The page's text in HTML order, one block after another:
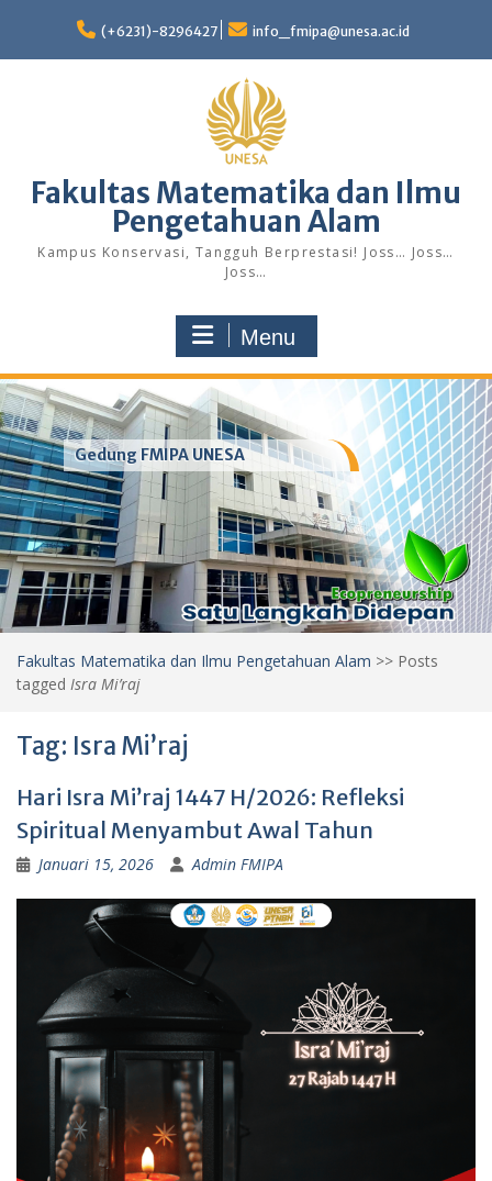
content
(+6231)-8296427 info_fmipa@unesa.ac.id
Fakultas Matematika dan Ilmu
Pengetahuan Alam
Kampus Konservasi, Tangguh Berprestasi! Joss… Joss…
Joss…
Menu
Gedung FMIPA UNESA
Fakultas Matematika dan Ilmu Pengetahuan Alam >> Posts
tagged Isra Mi’raj
Tag: Isra Mi’raj
Hari Isra Mi’raj 1447 H/2026: Refleksi
Spiritual Menyambut Awal Tahun
Januari 15, 2026 Admin FMIPA